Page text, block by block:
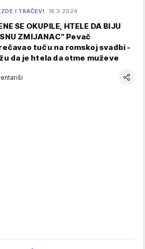
I TRAČEVI 18.3.2024.
SE OKUPILE, HTELE DA BIJU
ZMIJANAC" Pevač
tuču na romskoj svadbi -
da je htela da otme muževe